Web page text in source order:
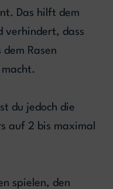
Das hilft dem
verhindert, dass
Rasen
du jedoch die
auf 2 bis maximal
spielen, den